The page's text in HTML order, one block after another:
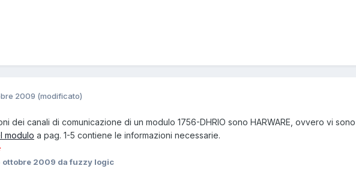
2009 (modificato)
dei canali di comunicazione di un modulo 1756-DHRIO sono HARWARE, ovvero vi
modulo a pag. 1-5 contiene le informazioni necessarie.
ottobre 2009 da fuzzy logic